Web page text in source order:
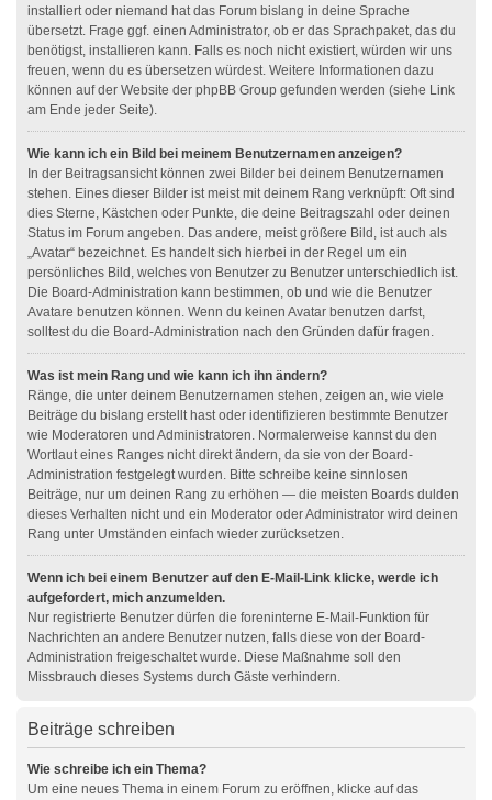
installiert oder niemand hat das Forum bislang in deine Sprache
übersetzt. Frage ggf. einen Administrator, ob er das Sprachpaket, das du
benötigst, installieren kann. Falls es noch nicht existiert, würden wir uns
freuen, wenn du es übersetzen würdest. Weitere Informationen dazu
können auf der Website der phpBB Group gefunden werden (siehe Link
am Ende jeder Seite).
Wie kann ich ein Bild bei meinem Benutzernamen anzeigen?
In der Beitragsansicht können zwei Bilder bei deinem Benutzernamen
stehen. Eines dieser Bilder ist meist mit deinem Rang verknüpft: Oft sind
dies Sterne, Kästchen oder Punkte, die deine Beitragszahl oder deinen
Status im Forum angeben. Das andere, meist größere Bild, ist auch als
„Avatar“ bezeichnet. Es handelt sich hierbei in der Regel um ein
persönliches Bild, welches von Benutzer zu Benutzer unterschiedlich ist.
Die Board-Administration kann bestimmen, ob und wie die Benutzer
Avatare benutzen können. Wenn du keinen Avatar benutzen darfst,
solltest du die Board-Administration nach den Gründen dafür fragen.
Was ist mein Rang und wie kann ich ihn ändern?
Ränge, die unter deinem Benutzernamen stehen, zeigen an, wie viele
Beiträge du bislang erstellt hast oder identifizieren bestimmte Benutzer
wie Moderatoren und Administratoren. Normalerweise kannst du den
Wortlaut eines Ranges nicht direkt ändern, da sie von der Board-
Administration festgelegt wurden. Bitte schreibe keine sinnlosen
Beiträge, nur um deinen Rang zu erhöhen — die meisten Boards dulden
dieses Verhalten nicht und ein Moderator oder Administrator wird deinen
Rang unter Umständen einfach wieder zurücksetzen.
Wenn ich bei einem Benutzer auf den E-Mail-Link klicke, werde ich
aufgefordert, mich anzumelden.
Nur registrierte Benutzer dürfen die foreninterne E-Mail-Funktion für
Nachrichten an andere Benutzer nutzen, falls diese von der Board-
Administration freigeschaltet wurde. Diese Maßnahme soll den
Missbrauch dieses Systems durch Gäste verhindern.
Beiträge schreiben
Wie schreibe ich ein Thema?
Um eine neues Thema in einem Forum zu eröffnen, klicke auf das